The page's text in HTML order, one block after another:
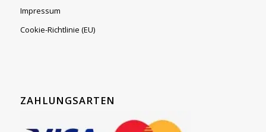
Impressum
Cookie-Richtlinie (EU)
ZAHLUNGSARTEN